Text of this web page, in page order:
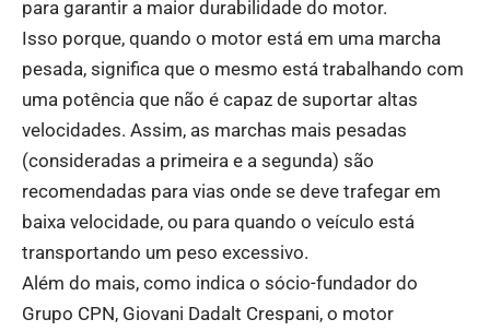
para garantir a maior durabilidade do motor.
Isso porque, quando o motor está em uma marcha
pesada, significa que o mesmo está trabalhando com
uma potência que não é capaz de suportar altas
velocidades. Assim, as marchas mais pesadas
(consideradas a primeira e a segunda) são
recomendadas para vias onde se deve trafegar em
baixa velocidade, ou para quando o veículo está
transportando um peso excessivo.
Além do mais, como indica o sócio-fundador do
Grupo CPN, Giovani Dadalt Crespani, o motor